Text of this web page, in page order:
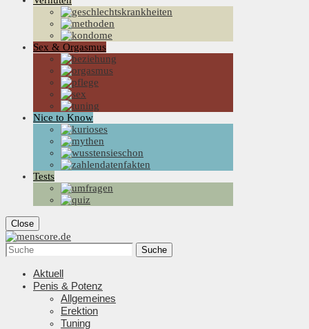
Sex & Orgasmus
Nice to Know
Tests
Close
Suche
Aktuell
Penis & Potenz
Allgemeines
Erektion
Tuning